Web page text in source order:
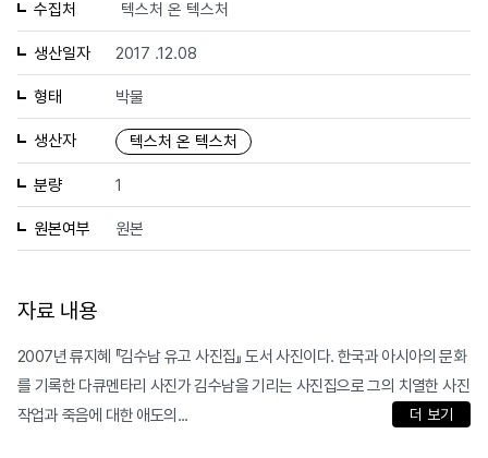
수집처 텍스처 온 텍스처
생산일자 2017 .12.08
형태 박물
생산자 텍스처 온 텍스처
분량 1
원본여부 원본
자료 내용
2007년 류지혜 『김수남 유고 사진집』 도서 사진이다. 한국과 아시아의 문화
를 기록한 다큐멘타리 사진가 김수남을 기리는 사진집으로 그의 치열한 사진
작업과 죽음에 대한 애도의...
더 보기